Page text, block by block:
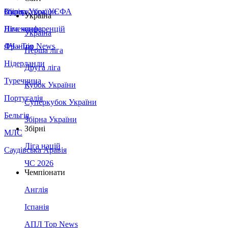
Збірна України
Італія
Німеччина
Франція
Нідерланди
Туреччина
Португалія
Бельгія
МЛС
Саудівська Аравія
Суперкубок УЄФА
Ліга конференцій
ЛЧ - Top News
Україна
Україна
Перша ліга
Друга ліга
Кубок України
Суперкубок України
Збірна України
Збірні
Ліга націй
ЧС 2026
Чемпіонати
Англія
Іспанія
АПЛ Top News